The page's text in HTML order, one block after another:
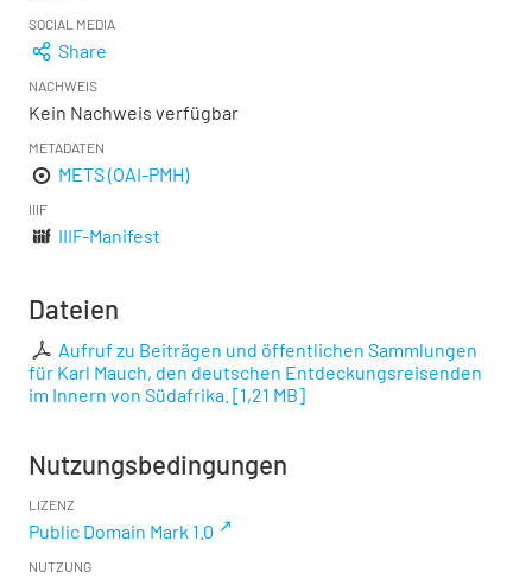
SOCIAL MEDIA
Share
NACHWEIS
Kein Nachweis verfügbar
METADATEN
METS (OAI-PMH)
IIIF
IIIF-Manifest
Dateien
Aufruf zu Beiträgen und öffentlichen Sammlungen
für Karl Mauch, den deutschen Entdeckungsreisenden
im Innern von Südafrika. [1,21 MB]
Nutzungsbedingungen
LIZENZ
Public Domain Mark 1.0
NUTZUNG